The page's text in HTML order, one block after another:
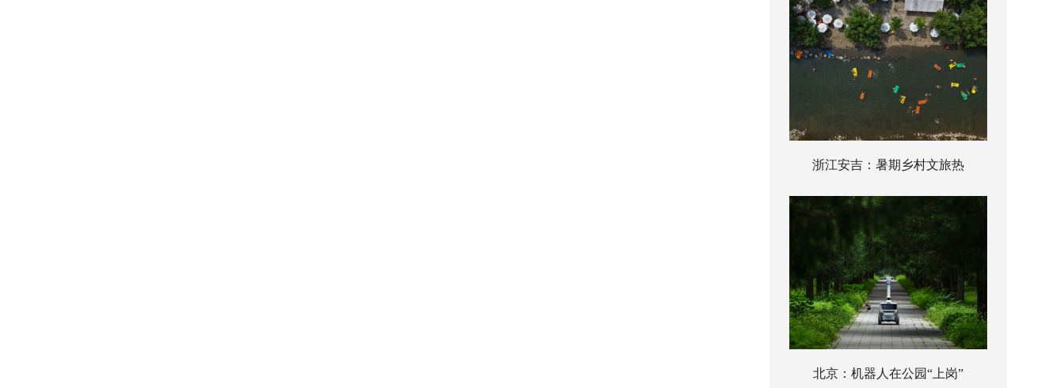
浙江安吉：暑期乡村文旅热
北京：机器人在公园“上岗”